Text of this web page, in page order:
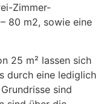
Zimmer-
80 m2, sowie eine
25 m² lassen sich
durch eine lediglich
sind